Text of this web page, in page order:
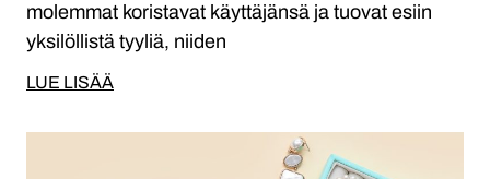
molemmat koristavat käyttäjänsä ja tuovat esiin
yksilöllistä tyyliä, niiden
LUE LISÄÄ